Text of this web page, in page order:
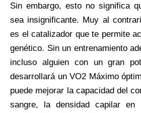
Sin embargo, esto no significa
sea insignificante. Muy al
es el catalizador que te permite
genético. Sin un entrenamiento
incluso alguien con un gran
desarrollará un VO2 Máximo
puede mejorar la capacidad del
sangre, la densidad capilar